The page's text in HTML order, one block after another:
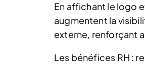
En affichant le logo
augmentent la
externe, renforçant
Les bénéfices RH :